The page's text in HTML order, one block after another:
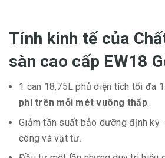
Tính kinh tế của
sàn cao cấp EW18
1 can 18,75L phủ diện tích tối đa
phí trên mỗi mét vuông thấp.
Giảm tần suất bảo dưỡng định kỳ
công và vật tư.